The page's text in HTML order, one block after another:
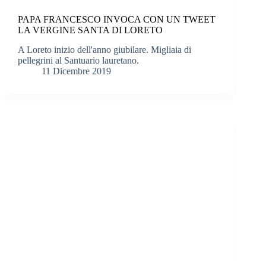
PAPA FRANCESCO INVOCA CON UN TWEET
LA VERGINE SANTA DI LORETO
A Loreto inizio dell'anno giubilare. Migliaia di
pellegrini al Santuario lauretano.
11 Dicembre 2019